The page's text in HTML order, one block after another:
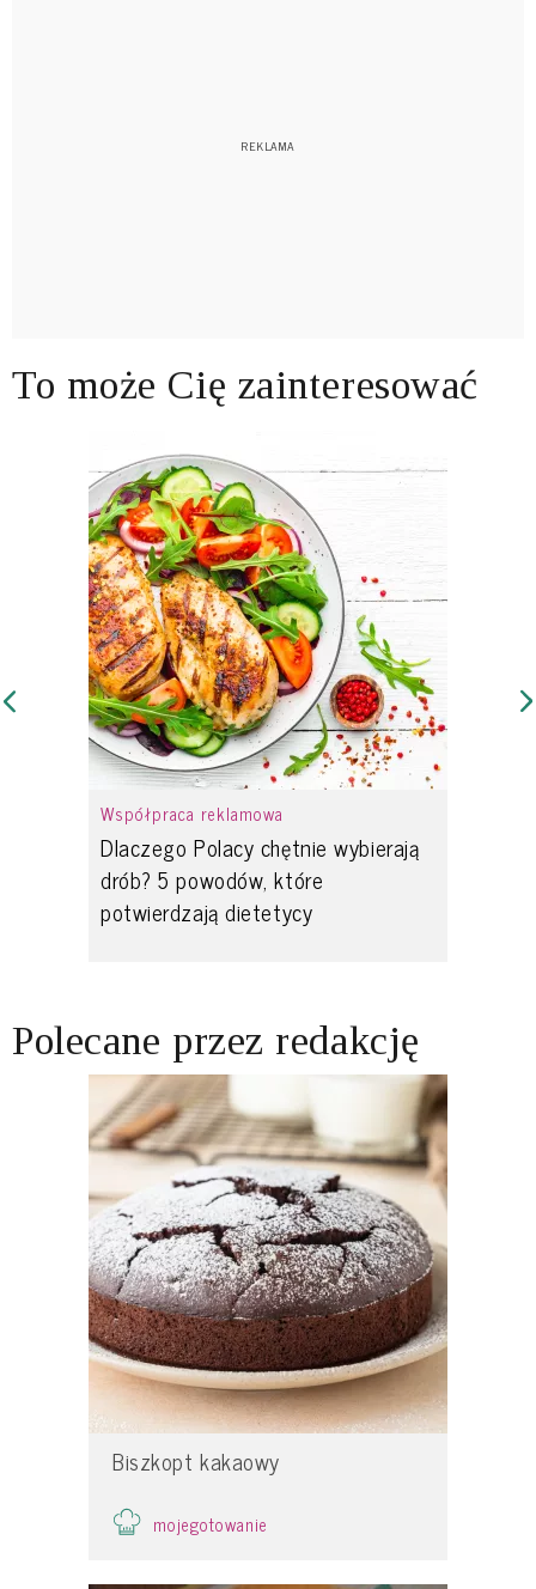
To może Cię zainteresować
Współpraca reklamowa
Dlaczego Polacy chętnie wybierają
drób? 5 powodów, które
potwierdzają dietetycy
Polecane przez redakcję
Biszkopt kakaowy
mojegotowanie